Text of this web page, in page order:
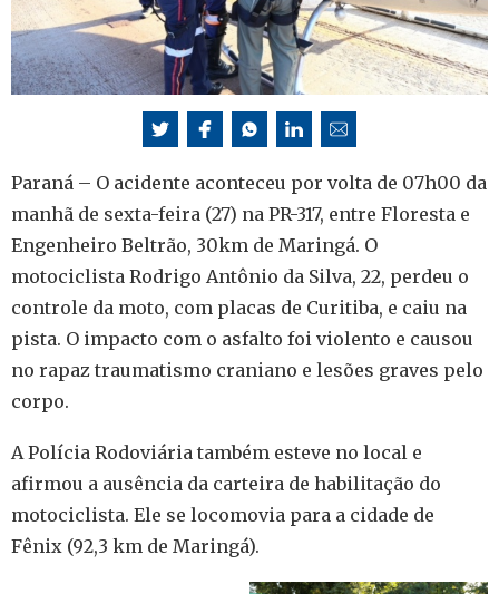
Paraná – O acidente aconteceu por volta de 07h00 da
manhã de sexta-feira (27) na PR-317, entre Floresta e
Engenheiro Beltrão, 30km de Maringá. O
motociclista Rodrigo Antônio da Silva, 22, perdeu o
controle da moto, com placas de Curitiba, e caiu na
pista. O impacto com o asfalto foi violento e causou
no rapaz traumatismo craniano e lesões graves pelo
corpo.
A Polícia Rodoviária também esteve no local e
afirmou a ausência da carteira de habilitação do
motociclista. Ele se locomovia para a cidade de
Fênix (92,3 km de Maringá).